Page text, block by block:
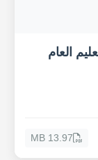
العام
13.97 MB